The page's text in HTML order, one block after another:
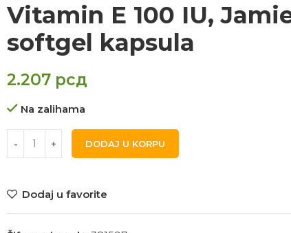
Vitamin E 100 IU,
softgel kapsula
2.207 рсд
Na zalihama
DODAJ U KORPU
Dodaj u favorite